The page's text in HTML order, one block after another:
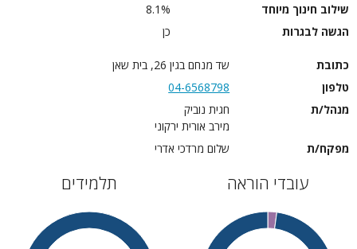
שילוב חינוך מיוחד
8.1%
הגשה לבגרות
כן
כתובת
שד מנחם בגין 26, בית שאן
טלפון
04-6568798
מנהל/ת
חגית נוביק
מירב אורית ירקוני
מפקח/ת
שלום מרדכי אדרי
עובדי הוראה תלמידים